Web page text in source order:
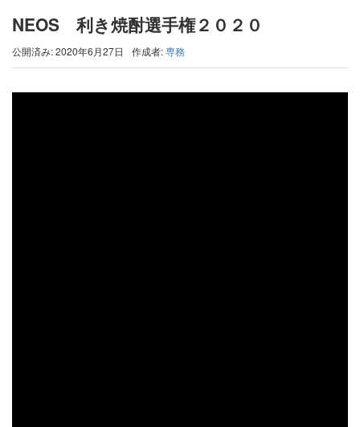
NEOS 利き焼酎選手権２０２０
公開済み: 2020年6月27日 作成者:専務